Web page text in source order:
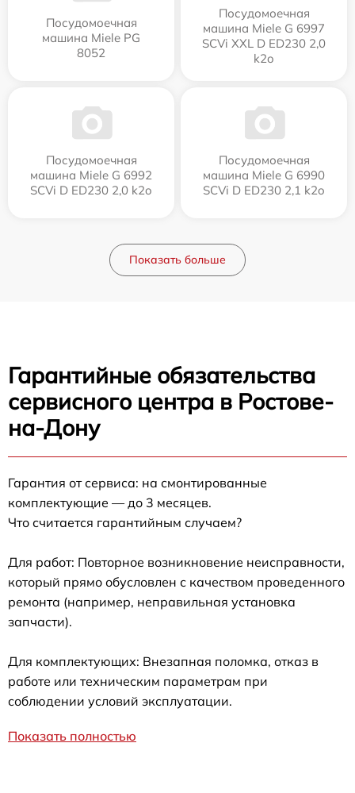
Посудомоечная
машина Miele PG
8052
Посудомоечная
машина Miele G 6997
SCVi XXL D ED230 2,0
k2o
Посудомоечная
машина Miele G 6992
SCVi D ED230 2,0 k2o
Посудомоечная
машина Miele G 6990
SCVi D ED230 2,1 k2o
Показать больше
Гарантийные обязательства
сервисного центра в Ростове-
на-Дону
Гарантия от сервиса: на смонтированные
комплектующие — до 3 месяцев.
Что считается гарантийным случаем?
Для работ: Повторное возникновение неисправности,
который прямо обусловлен с качеством проведенного
ремонта (например, неправильная установка
запчасти).
Для комплектующих: Внезапная поломка, отказ в
работе или техническим параметрам при
соблюдении условий эксплуатации.
Показать полностью